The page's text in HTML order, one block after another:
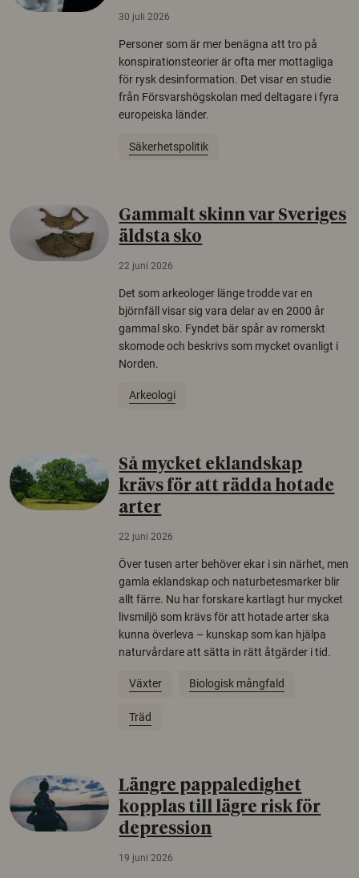
30 juli 2026
Personer som är mer benägna att tro på
konspirationsteorier är ofta mer mottagliga
för rysk desinformation. Det visar en studie
från Försvarshögskolan med deltagare i fyra
europeiska länder.
Säkerhetspolitik
Gammalt skinn var Sveriges
äldsta sko
22 juni 2026
Det som arkeologer länge trodde var en
björnfäll visar sig vara delar av en 2000 år
gammal sko. Fyndet bär spår av romerskt
skomode och beskrivs som mycket ovanligt i
Norden.
Arkeologi
Så mycket eklandskap
krävs för att rädda hotade
arter
22 juni 2026
Över tusen arter behöver ekar i sin närhet, men
gamla eklandskap och naturbetesmarker blir
allt färre. Nu har forskare kartlagt hur mycket
livsmiljö som krävs för att hotade arter ska
kunna överleva – kunskap som kan hjälpa
naturvårdare att sätta in rätt åtgärder i tid.
Växter Biologisk mångfald
Träd
Längre pappaledighet
kopplas till lägre risk för
depression
19 juni 2026